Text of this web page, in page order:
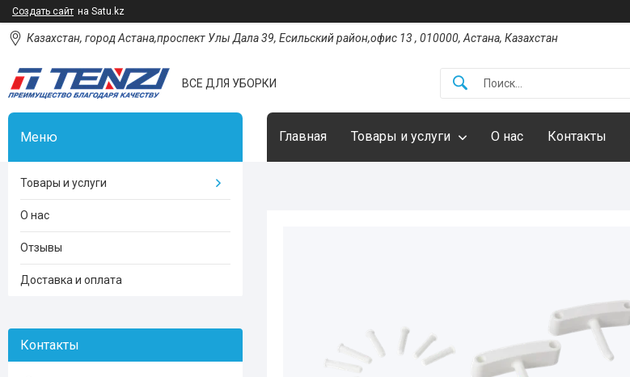
Создать сайт на Satu.kz
Казахстан, город Астана,проспект Улы Дала 39, Есильский район,офис 13 , 010000, Астана, Казахстан
ВСЕ ДЛЯ УБОРКИ
Главная Товары и услуги О нас Контакты
Товары и услуги
О нас
Отзывы
Доставка и оплата